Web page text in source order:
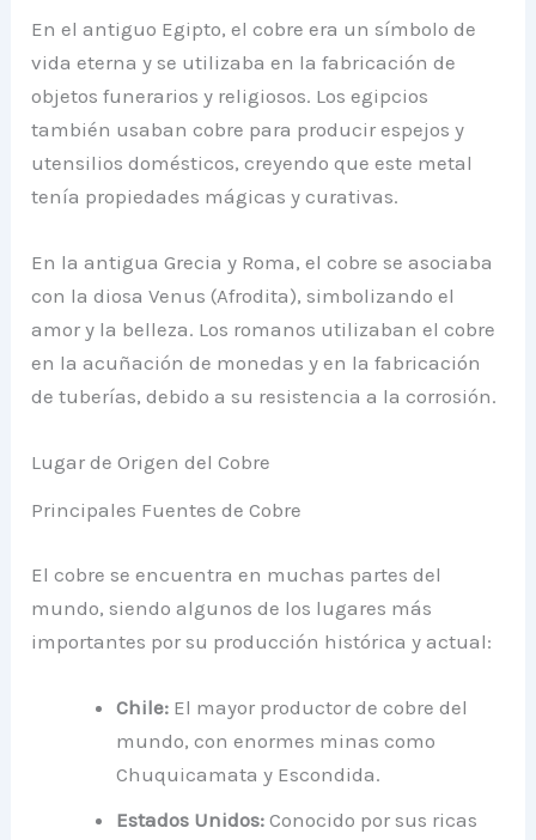
En el antiguo Egipto, el cobre era un símbolo de
vida eterna y se utilizaba en la fabricación de
objetos funerarios y religiosos. Los egipcios
también usaban cobre para producir espejos y
utensilios domésticos, creyendo que este metal
tenía propiedades mágicas y curativas.
En la antigua Grecia y Roma, el cobre se asociaba
con la diosa Venus (Afrodita), simbolizando el
amor y la belleza. Los romanos utilizaban el cobre
en la acuñación de monedas y en la fabricación
de tuberías, debido a su resistencia a la corrosión.
Lugar de Origen del Cobre
Principales Fuentes de Cobre
El cobre se encuentra en muchas partes del
mundo, siendo algunos de los lugares más
importantes por su producción histórica y actual:
Chile: El mayor productor de cobre del
mundo, con enormes minas como
Chuquicamata y Escondida.
Estados Unidos: Conocido por sus ricas